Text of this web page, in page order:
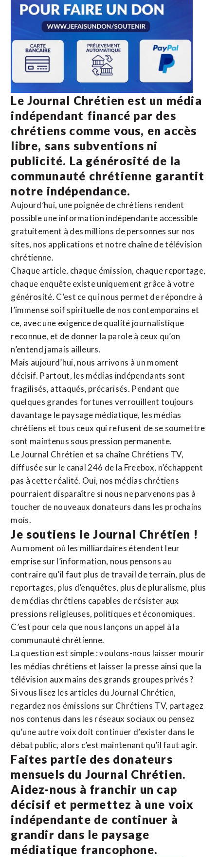
Le Journal Chrétien est un média
indépendant financé par des
chrétiens comme vous, en accès
libre, sans subventions ni
publicité. La générosité de la
communauté chrétienne garantit
notre indépendance.
Aujourd’hui, une poignée de chrétiens rendent
possible une information indépendante accessible
gratuitement à des millions de personnes sur nos
sites, nos applications et notre chaîne de télévision
chrétienne.
Chaque article, chaque émission, chaque reportage,
chaque enquête existe uniquement grâce à votre
générosité. C’est ce qui nous permet de répondre à
l’immense soif spirituelle de nos contemporains et
ce, avec une exigence de qualité journalistique
reconnue, et de donner la parole à ceux qu’on
n’entend jamais ailleurs.
Mais aujourd’hui, nous arrivons à un moment
décisif. Partout, les médias indépendants sont
fragilisés, attaqués, précarisés. Pendant que
quelques grandes fortunes verrouillent toujours
davantage le paysage médiatique, les médias
chrétiens et tous ceux qui refusent de se soumettre
sont maintenus sous pression permanente.
Le Journal Chrétien et sa chaîne Chrétiens TV,
diffusée sur le canal 246 de la Freebox, n’échappent
pas à cette réalité. Oui, nos médias chrétiens
pourraient disparaître si nous ne parvenons pas à
toucher de nouveaux donateurs dans les prochains
mois.
Je soutiens le Journal Chrétien !
Au moment où les milliardaires étendent leur
emprise sur l’information, nous pensons au
contraire qu’il faut plus de travail de terrain, plus de
reportages, plus d’enquêtes, plus de pluralisme, plus
de médias chrétiens capables de résister aux
pressions religieuses, politiques et économiques.
C’est pour cela que nous lançons un appel à la
communauté chrétienne.
La question est simple : voulons-nous laisser mourir
les médias chrétiens et laisser la presse ainsi que la
télévision aux mains des grands groupes privés ?
Si vous lisez les articles du Journal Chrétien,
regardez nos émissions sur Chrétiens TV, partagez
nos contenus dans les réseaux sociaux ou pensez
qu’une autre voix doit continuer d’exister dans le
débat public, alors c’est maintenant qu’il faut agir.
Faites partie des donateurs
mensuels du Journal Chrétien.
Aidez-nous à franchir un cap
décisif et permettez à une voix
indépendante de continuer à
grandir dans le paysage
médiatique francophone.